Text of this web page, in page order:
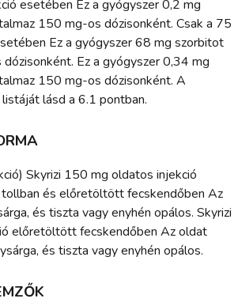
esetében Ez a gyógyszer 0,2 mg
150 mg-os dózisonként. Csak a 75
Ez a gyógyszer 68 mg szorbitot
Ez a gyógyszer 0,34 mg
150 mg-os dózisonként. A
lásd a 6.1 pontban.
Skyrizi 150 mg oldatos injekció
és előretöltött fecskendőben Az
és tiszta vagy enyhén opálos. Skyrizi
előretöltött fecskendőben Az oldat
és tiszta vagy enyhén opálos.